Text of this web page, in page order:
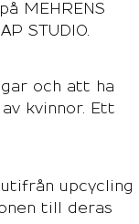
MEHRENS
STUDIO.
och att ha
kvinnor. Ett
upcycling
till deras